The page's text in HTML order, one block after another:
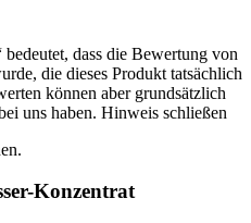
dass die Bewertung von
die dieses Produkt tatsächlich
können aber grundsätzlich
uns haben. Hinweis schließen
Konzentrat